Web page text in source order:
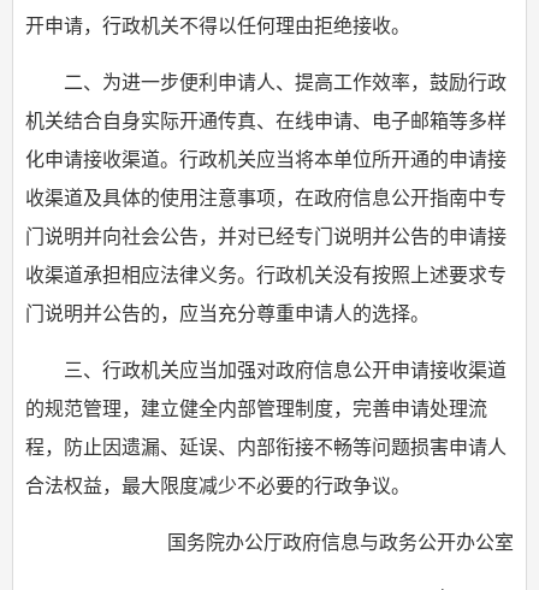
开申请，行政机关不得以任何理由拒绝接收。
二、为进一步便利申请人、提高工作效率，鼓励行政
机关结合自身实际开通传真、在线申请、电子邮箱等多样
化申请接收渠道。行政机关应当将本单位所开通的申请接
收渠道及具体的使用注意事项，在政府信息公开指南中专
门说明并向社会公告，并对已经专门说明并公告的申请接
收渠道承担相应法律义务。行政机关没有按照上述要求专
门说明并公告的，应当充分尊重申请人的选择。
三、行政机关应当加强对政府信息公开申请接收渠道
的规范管理，建立健全内部管理制度，完善申请处理流
程，防止因遗漏、延误、内部衔接不畅等问题损害申请人
合法权益，最大限度减少不必要的行政争议。
国务院办公厅政府信息与政务公开办公室